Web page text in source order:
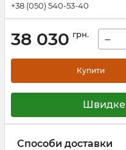
+38 (050) 540-53-40
38 030 грн. −
Купити
Швидке
Способи доставки